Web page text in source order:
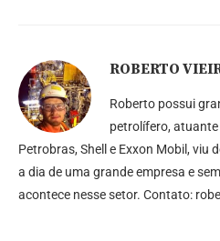
ROBERTO
Roberto possui
petrolífero,
Petrobras, Shell e Exxon Mobil, viu
a dia de uma grande empresa e
acontece nesse setor. Contato: